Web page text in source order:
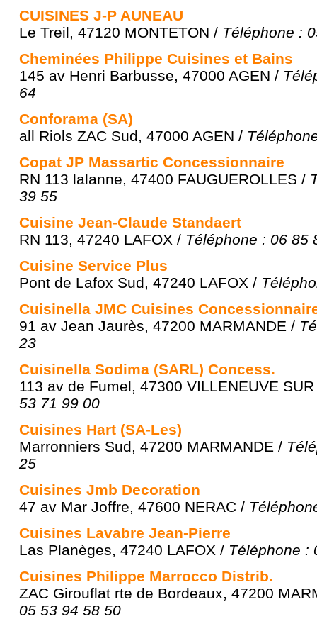
CUISINES J-P AUNEAU
Le Treil, 47120 MONTETON / Téléphone :
Cheminées Philippe Cuisines et Bains
145 av Henri Barbusse, 47000 AGEN /
64
Conforama (SA)
all Riols ZAC Sud, 47000 AGEN /
Copat JP Massartic Concessionnaire
RN 113 lalanne, 47400 FAUGUEROLLES /
39 55
Cuisine Jean-Claude Standaert
RN 113, 47240 LAFOX / Téléphone : 06 85
Cuisine Service Plus
Pont de Lafox Sud, 47240 LAFOX /
Cuisinella JMC Cuisines
91 av Jean Jaurès, 47200 MARMANDE /
23
Cuisinella Sodima (SARL) Concess.
113 av de Fumel, 47300 VILLENEUVE
53 71 99 00
Cuisines Hart (SA-Les)
Marronniers Sud, 47200 MARMANDE /
25
Cuisines Jmb Decoration
47 av Mar Joffre, 47600 NERAC /
Cuisines Lavabre Jean-Pierre
Las Planèges, 47240 LAFOX / Téléphone :
Cuisines Philippe Marrocco Distrib.
ZAC Girouflat rte de Bordeaux, 47200
05 53 94 58 50